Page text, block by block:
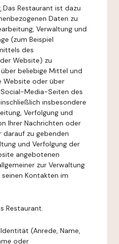
Das Restaurant ist dazu
Daten zu
Verwaltung und
(zum Beispiel
des
Website) zu
beliebige Mittel und
Website oder über
Media-Seiten des
insbesondere
Verfolgung und
Ihrer Nachrichten oder
zu gebenden
und Verfolgung der
angebotenen
zur Verwaltung
seinen Kontakten im
Restaurant.
Identität (Anrede, Name,
oder